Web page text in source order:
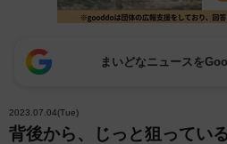
まいどなニュースを
2023.07.04(Tue)
背後から、じっと狙ってい